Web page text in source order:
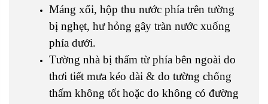
Máng xối, hộp thu nước phía trên tường
bị nghẹt, hư hỏng gây tràn nước xuống
phía dưới.
Tường nhà bị thấm từ phía bên ngoài do
thơi tiết mưa kéo dài & do tường chống
thấm không tốt hoặc do không có đường